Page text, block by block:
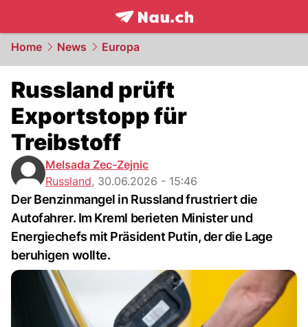
frontpage.NAU.ch
Home News Europa
Russland prüft
Exportstopp für
Treibstoff
Melsada Zec-Zejnic
Russland, 30.06.2026 - 15:46
Der Benzinmangel in Russland frustriert die
Autofahrer. Im Kreml berieten Minister und
Energiechefs mit Präsident Putin, der die Lage
beruhigen wollte.